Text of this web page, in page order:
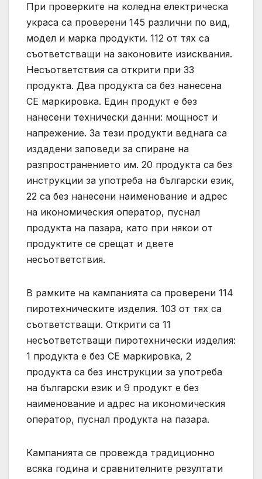
При проверките на коледна електрическа
украса са проверени 145 различни по вид,
модел и марка продукти. 112 от тях са
съответстващи на законовите изисквания.
Несъответствия са открити при 33
продукта. Два продукта са без нанесена
СЕ маркировка. Един продукт е без
нанесени технически данни: мощност и
напрежение. За тези продукти веднага са
издадени заповеди за спиране на
разпространението им. 20 продукта са без
инструкции за употреба на български език,
22 са без нанесени наименование и адрес
на икономическия оператор, пуснал
продукта на пазара, като при някои от
продуктите се срещат и двете
несъответствия.
В рамките на кампанията са проверени 114
пиротехническите изделия. 103 от тях са
съответстващи. Открити са 11
несъответстващи пиротехнически изделия:
1 продукта е без СЕ маркировка, 2
продукта са без инструкции за употреба
на български език и 9 продукт е без
наименование и адрес на икономическия
оператор, пуснал продукта на пазара.
Кампанията се провежда традиционно
всяка година и сравнителните резултати